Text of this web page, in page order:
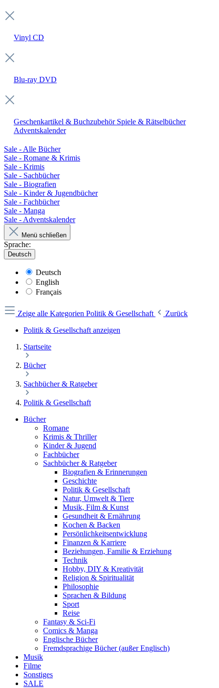
Vinyl CD
Blu-ray DVD
Geschenkartikel & Buchzubehör Spiele & Rätselbücher
Adventskalender
Sale - Alle Bücher
Sale - Romane & Krimis
Sale - Krimis
Sale - Sachbücher
Sale - Biografien
Sale - Kinder & Jugendbücher
Sale - Fachbücher
Sale - Manga
Sale - Adventskalender
Menü schließen
Sprache:
Deutsch
Deutsch
English
Français
Zeige alle Kategorien Politik & Gesellschaft
Zurück
Politik & Gesellschaft anzeigen
Startseite
Bücher
Sachbücher & Ratgeber
Politik & Gesellschaft
Bücher
Romane
Krimis & Thriller
Kinder & Jugend
Fachbücher
Sachbücher & Ratgeber
Biografien & Erinnerungen
Geschichte
Politik & Gesellschaft
Natur, Umwelt & Tiere
Musik, Film & Kunst
Gesundheit & Ernährung
Kochen & Backen
Persönlichkeitsentwicklung
Finanzen & Karriere
Beziehungen, Familie & Erziehung
Technik
Hobby, DIY & Kreativität
Religion & Spiritualität
Philosophie
Sprachen & Bildung
Sport
Reise
Fantasy & Sci-Fi
Comics & Manga
Englische Bücher
Fremdsprachige Bücher (außer Englisch)
Musik
Filme
Sonstiges
SALE